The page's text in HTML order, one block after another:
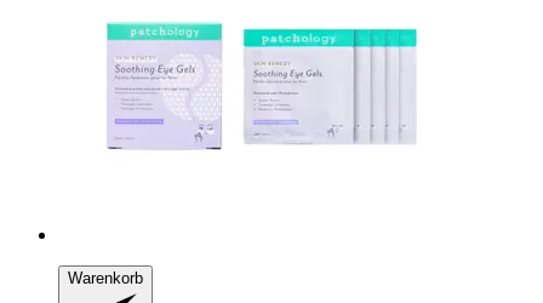
Warenkorb